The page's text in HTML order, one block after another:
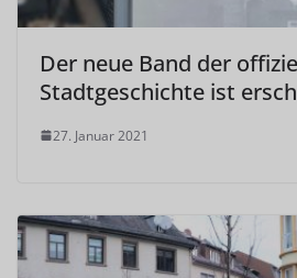
Der neue Band der
Stadtgeschichte ist
27. Januar 2021